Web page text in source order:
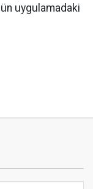
uygulamadaki